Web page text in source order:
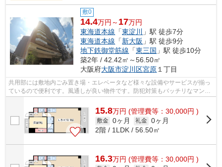
敷0
14.4万円～ 17万円
東海道本線 「東淀川
」駅 徒歩7分
東海道本線 「新大阪 」駅 徒歩9分
地下鉄御堂筋線 「東三国 」駅 徒歩10分
築2年 / 42.42㎡～56.50㎡
大阪府大阪市淀川区宮原 １丁目
共用部には敷地内ごみ置き場・エレベータなど様々な設備やサービスが揃っ
ているので便利です。風通しが良い物件です。防犯対策もバッチリなマンシ
ョンタイプの物件です。周辺に駅が二...
15.8万円 (管理費等：30,000円 )
敷金 0ヶ月 礼金 0ヶ月
2階 / 1LDK / 56.50㎡
16.3万円 (管理費等：30,000円 )